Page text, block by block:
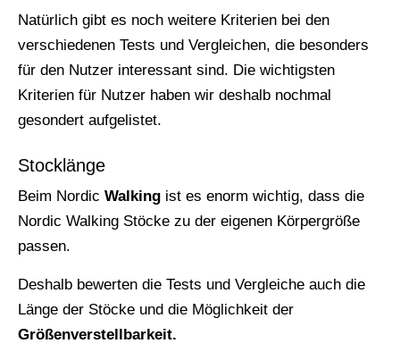
Natürlich gibt es noch weitere Kriterien bei den
verschiedenen Tests und Vergleichen, die besonders
für den Nutzer interessant sind. Die wichtigsten
Kriterien für Nutzer haben wir deshalb nochmal
gesondert aufgelistet.
Stocklänge
Beim Nordic Walking ist es enorm wichtig, dass die
Nordic Walking Stöcke zu der eigenen Körpergröße
passen.
Deshalb bewerten die Tests und Vergleiche auch die
Länge der Stöcke und die Möglichkeit der
Größenverstellbarkeit.